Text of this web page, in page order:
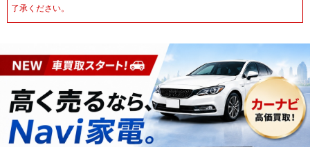
了承ください。